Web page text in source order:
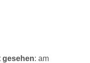
gesehen: am